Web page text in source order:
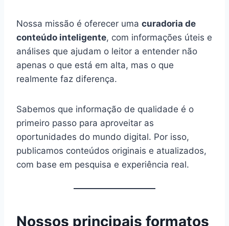
Nossa missão é oferecer uma curadoria de
conteúdo inteligente, com informações úteis e
análises que ajudam o leitor a entender não
apenas o que está em alta, mas o que
realmente faz diferença.
Sabemos que informação de qualidade é o
primeiro passo para aproveitar as
oportunidades do mundo digital. Por isso,
publicamos conteúdos originais e atualizados,
com base em pesquisa e experiência real.
Nossos principais formatos